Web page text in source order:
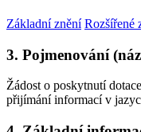
Základní znění Rozšířené
3. Pojmenování
Žádost o poskytnutí
přijímání informací v